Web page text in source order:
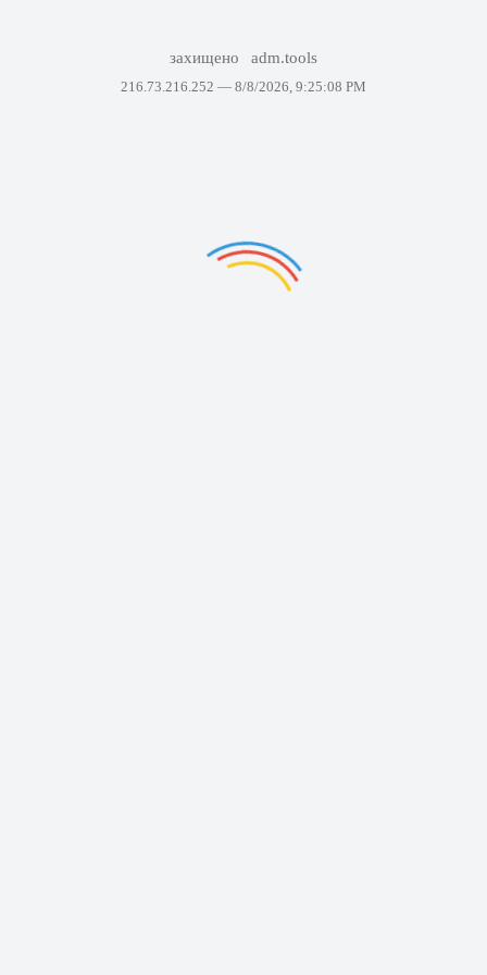
захищено adm.tools
216.73.216.252 — 8/8/2026, 9:25:08 PM